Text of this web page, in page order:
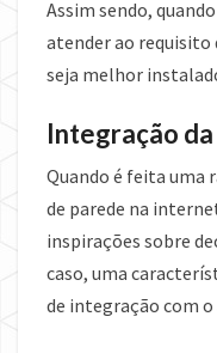
Assim sendo,
atender ao requisito
seja melhor
Integração
Quando é feita uma
de parede na
inspirações sobre
caso, uma
de integração com